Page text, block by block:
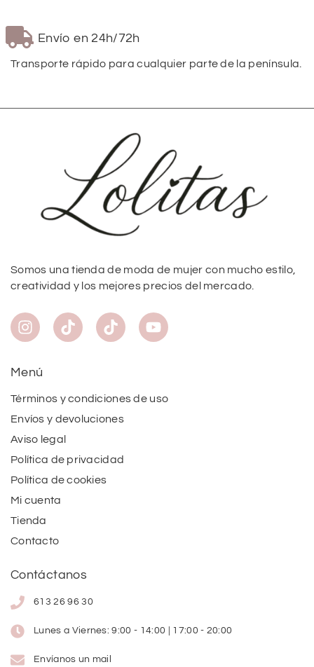
Envío en 24h/72h
Transporte rápido para cualquier parte de la península.
Somos una tienda de moda de mujer con mucho estilo,
creatividad y los mejores precios del mercado.
Menú
Términos y condiciones de uso
Envíos y devoluciones
Aviso legal
Política de privacidad
Política de cookies
Mi cuenta
Tienda
Contacto
Contáctanos
613 26 96 30
Lunes a Viernes: 9:00 - 14:00 | 17:00 - 20:00
Envíanos un mail